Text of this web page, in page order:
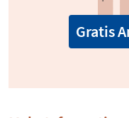
Gratis